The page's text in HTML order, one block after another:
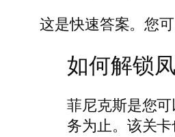
这是快速答案。您
如何解锁凤
菲尼克斯是您
务为止。该关卡